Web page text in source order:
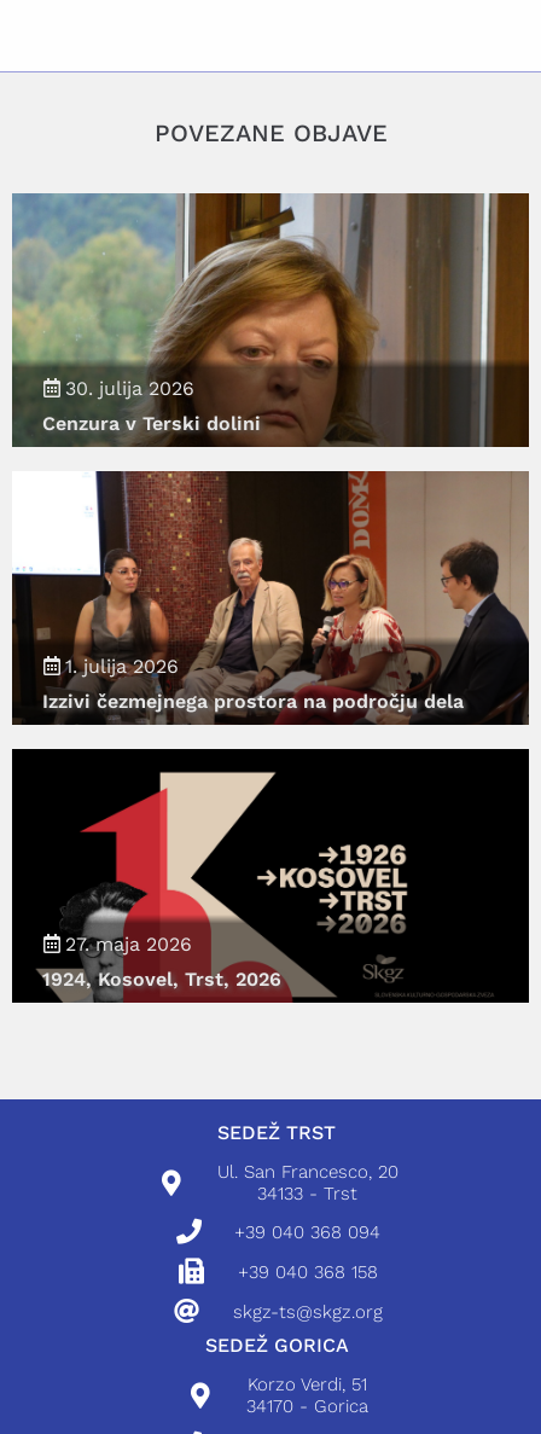
POVEZANE OBJAVE
30. julija 2026
Cenzura v Terski dolini
1. julija 2026
Izzivi čezmejnega prostora na področju dela
27. maja 2026
1924, Kosovel, Trst, 2026
SEDEŽ TRST
Ul. San Francesco, 20
34133 - Trst
+39 040 368 094
+39 040 368 158
skgz-ts@skgz.org
SEDEŽ GORICA
Korzo Verdi, 51
34170 - Gorica